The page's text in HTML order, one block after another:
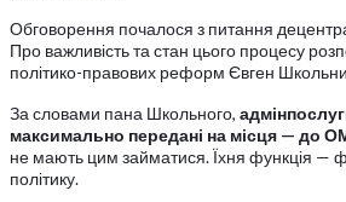
Обговорення почалося з питання
Про важливість та стан цього процесу
політико-правових реформ Євген
За словами пана Школьного,
максимально передані на місця — до
не мають цим займатися. Їхня функція —
політику.